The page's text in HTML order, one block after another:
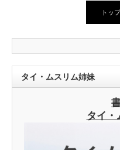
トッ
タイ・ムスリム姉妹
タイ・